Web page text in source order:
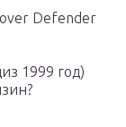
Defender
1999 год)